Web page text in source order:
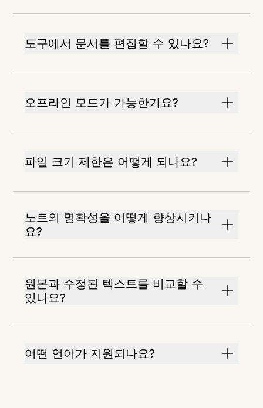
도구에서 문서를 편집할 수 있나요?
오프라인 모드가 가능한가요?
파일 크기 제한은 어떻게 되나요?
노트의 명확성을 어떻게 향상시키나
요?
원본과 수정된 텍스트를 비교할 수
있나요?
어떤 언어가 지원되나요?